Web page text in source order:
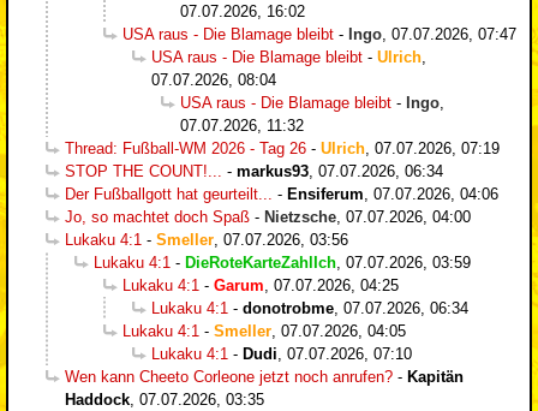
07.07.2026, 16:02
USA raus - Die Blamage bleibt - Ingo, 07.07.2026, 07:47
USA raus - Die Blamage bleibt - Ulrich,
07.07.2026, 08:04
USA raus - Die Blamage bleibt - Ingo,
07.07.2026, 11:32
Thread: Fußball-WM 2026 - Tag 26 - Ulrich, 07.07.2026, 07:19
STOP THE COUNT!... - markus93, 07.07.2026, 06:34
Der Fußballgott hat geurteilt... - Ensiferum, 07.07.2026, 04:06
Jo, so machtet doch Spaß - Nietzsche, 07.07.2026, 04:00
Lukaku 4:1 - Smeller, 07.07.2026, 03:56
Lukaku 4:1 - DieRoteKarteZahlIch, 07.07.2026, 03:59
Lukaku 4:1 - Garum, 07.07.2026, 04:25
Lukaku 4:1 - donotrobme, 07.07.2026, 06:34
Lukaku 4:1 - Smeller, 07.07.2026, 04:05
Lukaku 4:1 - Dudi, 07.07.2026, 07:10
Wen kann Cheeto Corleone jetzt noch anrufen? - Kapitän
Haddock, 07.07.2026, 03:35